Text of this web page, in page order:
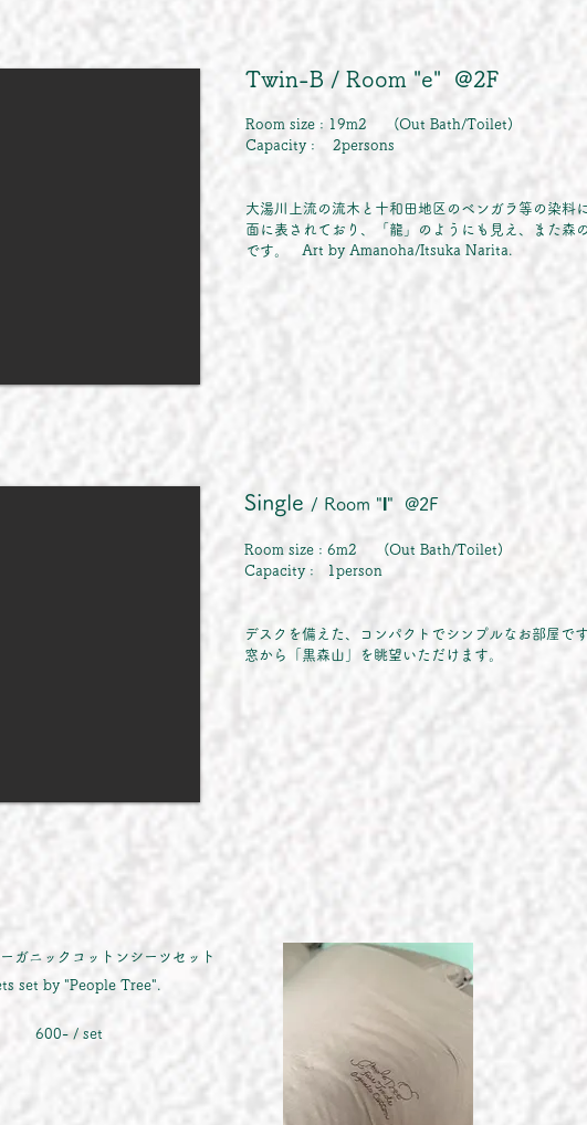
Twin-B / Room "e" @2F
Room size : 19m2 (Out Bath/Toilet)
Capacity : 2persons
大湯川上流の流木と十和田地区のベンガラ等の染料
面に表されており、「龍」のようにも見え、また森
です。 Art by Amanoha/Itsuka Narita.
Single / Room "I" @2F
Room size : 6m2 (Out Bath/Toilet)
Capacity : 1person
デスクを備えた、コンパクトでシンプルなお部屋です
窓から「黒森山」を眺望いただけます。
ニックコットンシーツセット
set by "People Tree".
600- / set​